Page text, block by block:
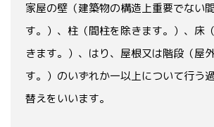
家屋の壁（建築物の構造上重要でない
す。）、柱（間柱を除きます。）、床
きます。）、はり、屋根又は階段（屋
す。）のいずれか一以上について行う
替えをいいます。